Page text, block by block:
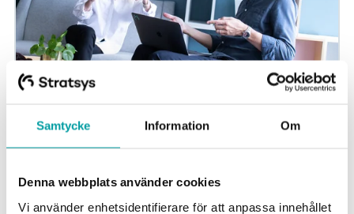
Samtycke Information Om
Denna webbplats använder cookies
Vi använder enhetsidentifierare för att anpassa innehållet
jämställdhet som fokus
paneldebatten Stöd och system för jämställd...